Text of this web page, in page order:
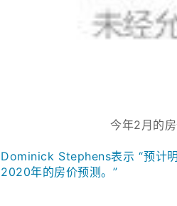
今年2月的
Dominick Stephens表示 “预计
2020年的房价预测。”